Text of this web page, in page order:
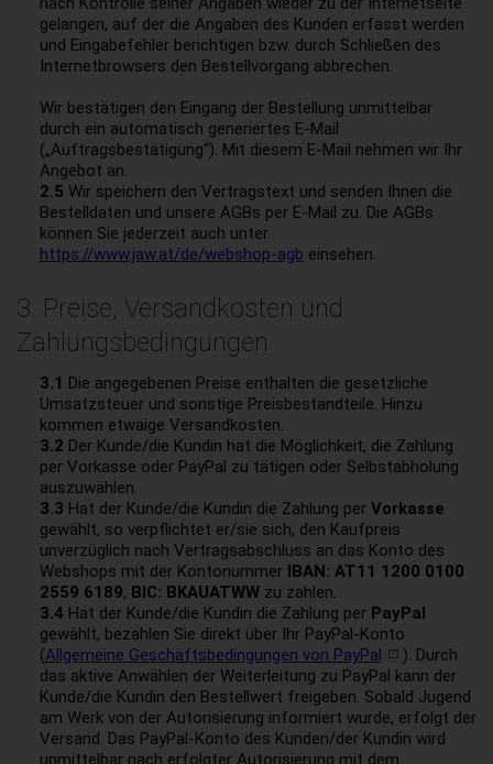
gelangen, auf der die Angaben des Kunden erfasst werden
und Eingabefehler berichtigen bzw. durch Schließen des
Internetbrowsers den Bestellvorgang abbrechen.
Wir bestätigen den Eingang der Bestellung unmittelbar
durch ein automatisch generiertes E-Mail
(„Auftragsbestätigung“). Mit diesem E-Mail nehmen wir Ihr
Angebot an.
2.5 Wir speichern den Vertragstext und senden Ihnen die
Bestelldaten und unsere AGBs per E-Mail zu. Die AGBs
können Sie jederzeit auch unter
https://www.jaw.at/de/webshop-agb einsehen.
3. Preise, Versandkosten und
Zahlungsbedingungen
3.1 Die angegebenen Preise enthalten die gesetzliche
Umsatzsteuer und sonstige Preisbestandteile. Hinzu
kommen etwaige Versandkosten.
3.2 Der Kunde/die Kundin hat die Möglichkeit, die Zahlung
per Vorkasse oder PayPal zu tätigen oder Selbstabholung
auszuwählen.
3.3 Hat der Kunde/die Kundin die Zahlung per Vorkasse
gewählt, so verpflichtet er/sie sich, den Kaufpreis
unverzüglich nach Vertragsabschluss an das Konto des
Webshops mit der Kontonummer IBAN: AT11 1200 0100
2559 6189, BIC: BKAUATWWzu zahlen.
3.4Hat der Kunde/die Kundin die Zahlung per PayPal
gewählt, bezahlen Sie direkt über Ihr PayPal-Konto
(Allgemeine Geschäftsbedingungen von PayPal
). Durch
das aktive Anwählen der Weiterleitung zu PayPal kann der
Kunde/die Kundin den Bestellwert freigeben. Sobald Jugend
am Werk von der Autorisierung informiert wurde, erfolgt der
Versand. Das PayPal-Konto des Kunden/der Kundin wird
unmittelbar nach erfolgter Autorisierung mit dem